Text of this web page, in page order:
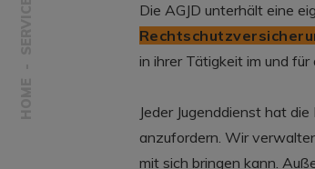
Die AGJD unterhält eine
in ihrer Tätigkeit im und
Jeder Jugenddienst hat
anzufordern. Wir
mit sich bringen kann.